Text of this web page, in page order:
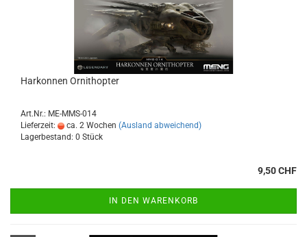
Harkonnen Ornithopter
Art.Nr.: ME-MMS-014
Lieferzeit:
ca. 2 Wochen (Ausland abweichend)
Lagerbestand: 0 Stück
9,50 CHF
IN DEN WARENKORB